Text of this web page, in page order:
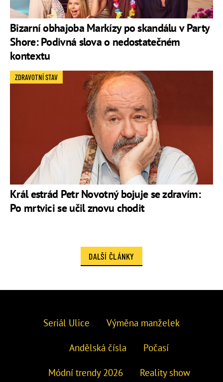
Bizarní obhajoba Markízy po skandálu v Party
Shore: Podivná slova o nedostatečném
kontextu
Král estrád Petr Novotný bojuje se zdravím:
Po mrtvici se učil znovu chodit
ZDRAVOTNÍ STAV
DALŠÍ ČLÁNKY
Seriál Ulice Výměna manželek
Andělská čísla Počasí
Módní trendy 2026 Reality show